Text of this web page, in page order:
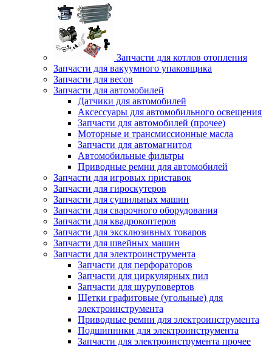
Запчасти для котлов отопления
Запчасти для вакуумного упаковщика
Запчасти для весов
Запчасти для автомобилей
Датчики для автомобилей
Аксессуары для автомобильного освещения
Запчасти для автомобилей (прочее)
Моторные и трансмиссионные масла
Запчасти для автомагнитол
Автомобильные фильтры
Приводные ремни для автомобилей
Запчасти для игровых приставок
Запчасти для гироскутеров
Запчасти для сушильных машин
Запчасти для сварочного оборудования
Запчасти для квадрокоптеров
Запчасти для эксклюзивных товаров
Запчасти для швейных машин
Запчасти для электроинструмента
Запчасти для перфораторов
Запчасти для циркулярных пил
Запчасти для шуруповертов
Щетки графитовые (угольные) для
электроинструмента
Приводные ремни для электроинструмента
Подшипники для электроинструмента
Запчасти для электроинструмента прочее